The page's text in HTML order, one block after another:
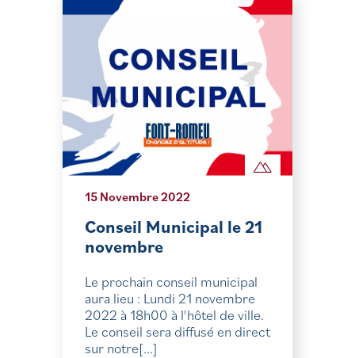
15 Novembre 2022
Conseil Municipal le 21
novembre
Le prochain conseil municipal
aura lieu : Lundi 21 novembre
2022 à 18h00 à l'hôtel de ville.
Le conseil sera diffusé en direct
sur notre[...]